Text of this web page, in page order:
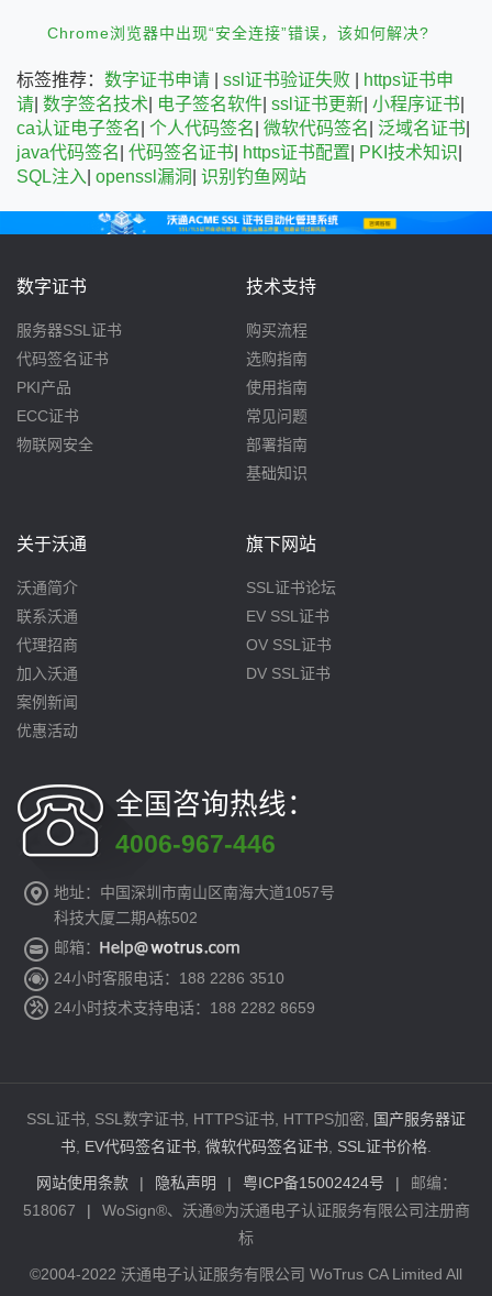
Chrome浏览器中出现“安全连接”错误，该如何解决?
标签推荐：数字证书申请 |ssl证书验证失败
https证书申
请 |数字签名技术 电子签名软件 |ssl证书更新 |小程序证书
ca认证电子签名 |个人代码签名 |微软代码签名 泛域名证书
java代码签名 |代码签名证书 https证书配置 PKI技术知识
SQL注入 |openssl漏洞 |识别钓鱼网站
数字证书
服务器SSL证书
代码签名证书
PKI产品
ECC证书
物联网安全
技术支持
购买流程
选购指南
使用指南
常见问题
部署指南
基础知识
关于沃通
沃通简介
联系沃通
代理招商
加入沃通
案例新闻
优惠活动
旗下网站
SSL证书论坛
EV SSL证书
OV SSL证书
DV SSL证书
全国咨询热线：
4006-967-446
地址：中国深圳市南山区南海大道1057号
科技大厦二期A栋502
邮箱：
24小时客服电话：188 2286 3510
24小时技术支持电话：188 2282 8659
SSL证书, SSL数字证书, HTTPS证书, HTTPS加密,
国产服务器证
书 EV代码签名证书 微软代码签名证书 SSL证书价格
网站使用条款 | 隐私声明 | 粤ICP备15002424号 |
邮编：
518067
|
WoSign®、沃通®为沃通电子认证服务有限公司注册商
标
©2004-2022 沃通电子认证服务有限公司 WoTrus CA Limited All